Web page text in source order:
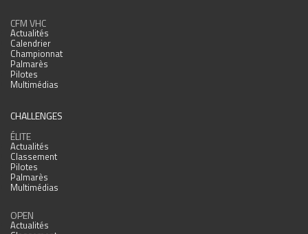
CFM VHC
Actualités
Calendrier
Championnat
Palmarès
Pilotes
Multimédias
CHALLENGES
ÉLITE
Actualités
Classement
Pilotes
Palmarès
Multimédias
OPEN
Actualités